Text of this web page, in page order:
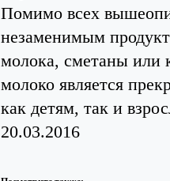
Помимо всех
незаменимым
молока, сметаны или
молоко является
как детям, так и
20.03.2016